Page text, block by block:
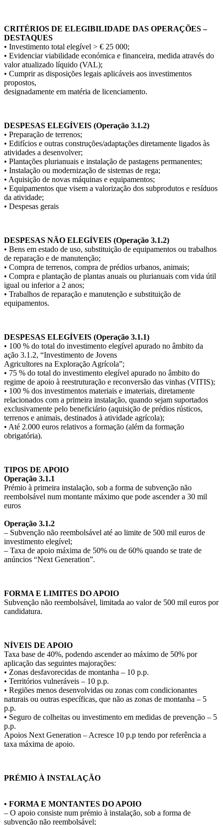
CRITÉRIOS DE ELEGIBILIDADE DAS OPERAÇÕES –
DESTAQUES
• Investimento total elegível > € 25 000;
• Evidenciar viabilidade económica e financeira, medida através do
valor atualizado líquido (VAL);
• Cumprir as disposições legais aplicáveis aos investimentos
propostos,
designadamente em matéria de licenciamento.
DESPESAS ELEGÍVEIS (Operação 3.1.2)
• Preparação de terrenos;
• Edifícios e outras construções/adaptações diretamente ligados às
atividades a desenvolver;
• Plantações plurianuais e instalação de pastagens permanentes;
• Instalação ou modernização de sistemas de rega;
• Aquisição de novas máquinas e equipamentos;
• Equipamentos que visem a valorização dos subprodutos e resíduos
da atividade;
• Despesas gerais
DESPESAS NÃO ELEGÍVEIS (Operação 3.1.2)
• Bens em estado de uso, substituição de equipamentos ou trabalhos
de reparação e de manutenção;
• Compra de terrenos, compra de prédios urbanos, animais;
• Compra e plantação de plantas anuais ou plurianuais com vida útil
igual ou inferior a 2 anos;
• Trabalhos de reparação e manutenção e substituição de
equipamentos.
DESPESAS ELEGÍVEIS (Operação 3.1.1)
• 100 % do total do investimento elegível apurado no âmbito da
ação 3.1.2, “Investimento de Jovens
Agricultores na Exploração Agrícola”;
• 75 % do total do investimento elegível apurado no âmbito do
regime de apoio à reestruturação e reconversão das vinhas (VITIS);
• 100 % dos investimentos materiais e imateriais, diretamente
relacionados com a primeira instalação, quando sejam suportados
exclusivamente pelo beneficiário (aquisição de prédios rústicos,
terrenos e animais, destinados à atividade agrícola);
• Até 2.000 euros relativos a formação (além da formação
obrigatória).
TIPOS DE APOIO
Operação 3.1.1
Prémio à primeira instalação, sob a forma de subvenção não
reembolsável num montante máximo que pode ascender a 30 mil
euros
Operação 3.1.2
– Subvenção não reembolsável até ao limite de 500 mil euros de
investimento elegível;
– Taxa de apoio máxima de 50% ou de 60% quando se trate de
anúncios “Next Generation”.
FORMA E LIMITES DO APOIO
Subvenção não reembolsável, limitada ao valor de 500 mil euros por
candidatura.
NÍVEIS DE APOIO
Taxa base de 40%, podendo ascender ao máximo de 50% por
aplicação das seguintes majorações:
• Zonas desfavorecidas de montanha – 10 p.p.
• Territórios vulneráveis – 10 p.p.
• Regiões menos desenvolvidas ou zonas com condicionantes
naturais ou outras específicas, que não as zonas de montanha – 5
p.p.
• Seguro de colheitas ou investimento em medidas de prevenção – 5
p.p.
Apoios Next Generation – Acresce 10 p.p tendo por referência a
taxa máxima de apoio.
PRÉMIO À INSTALAÇÃO
• FORMA E MONTANTES DO APOIO
– O apoio consiste num prémio à instalação, sob a forma de
subvenção não reembolsável;